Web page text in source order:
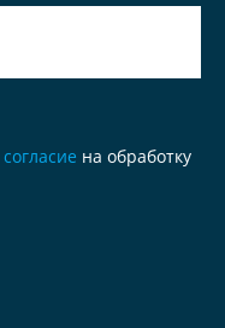
согласие на обработку